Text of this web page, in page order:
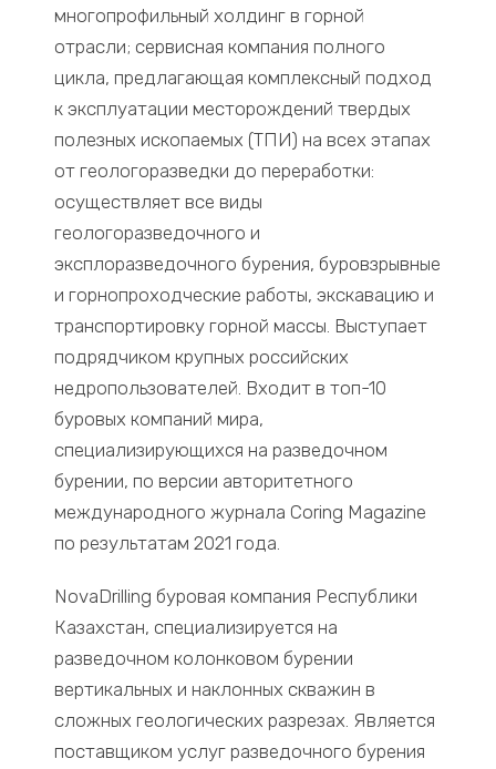
многопрофильный холдинг в горной
отрасли; сервисная компания полного
цикла, предлагающая комплексный подход
к эксплуатации месторождений твердых
полезных ископаемых (ТПИ) на всех этапах
от геологоразведки до переработки:
осуществляет все виды
геологоразведочного и
эксплоразведочного бурения, буровзрывные
и горнопроходческие работы, экскавацию и
транспортировку горной массы. Выступает
подрядчиком крупных российских
недропользователей. Входит в топ-10
буровых компаний мира,
специализирующихся на разведочном
бурении, по версии авторитетного
международного журнала Coring Magazine
по результатам 2021 года.
NovaDrilling буровая компания Республики
Казахстан, специализируется на
разведочном колонковом бурении
вертикальных и наклонных скважин в
сложных геологических разрезах. Является
поставщиком услуг разведочного бурения